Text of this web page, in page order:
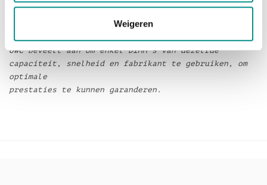
Weigeren
voor
OWC beveelt aan om enkel DIMM’s van dezelfde
capaciteit, snelheid en fabrikant te gebruiken, om
optimale
prestaties te kunnen garanderen.